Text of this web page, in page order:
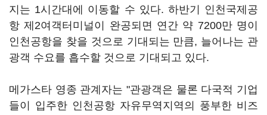
지는 1시간대에 이동할 수 있다. 하반기 인천국제공
항 제2여객터미널이 완공되면 연간 약 7200만 명이
인천공항을 찾을 것으로 기대되는 만큼, 늘어나는 관
광객 수요를 흡수할 것으로 기대되고 있다.
메가스타 영종 관계자는 "관광객은 물론 다국적 기업
들이 입주한 인천공항 자유무역지역의 풍부한 비즈